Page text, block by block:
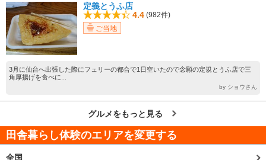
定義とうふ店
4.4 (982件)
ご当地
3月に仙台へ出張した際にフェリーの都合で1日空いたので念願の定規とうふ店で三
角厚揚げを食べに...
by ショウさん
グルメをもっと見る
田舎暮らし体験のエリアを変更する
全国